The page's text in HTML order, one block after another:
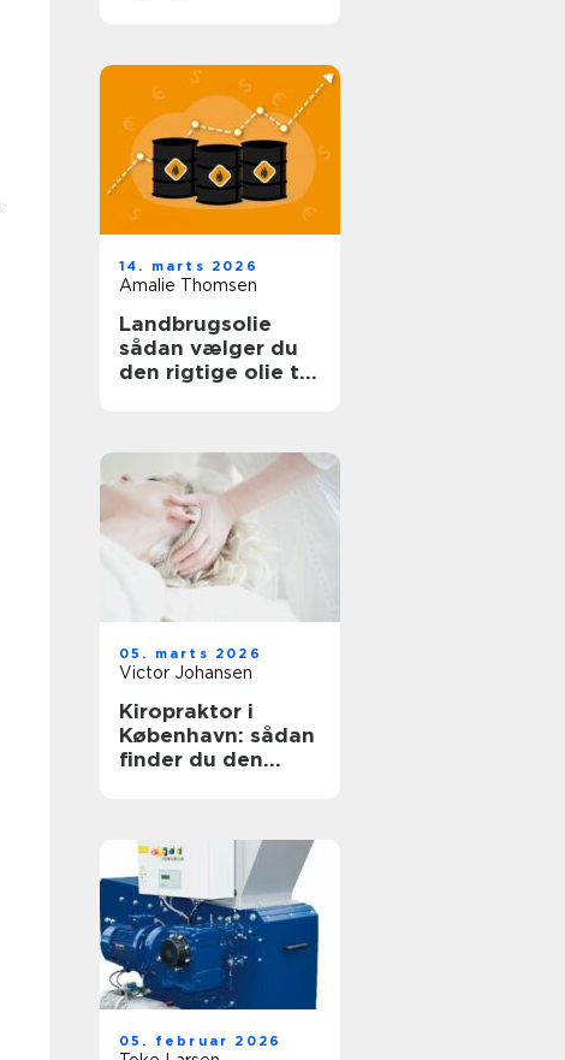
14. marts 2026
Amalie Thomsen
Landbrugsolie
sådan vælger du
den rigtige olie til
05. marts 2026
Victor Johansen
Kiropraktor i
København: sådan
finder du den
05. februar 2026